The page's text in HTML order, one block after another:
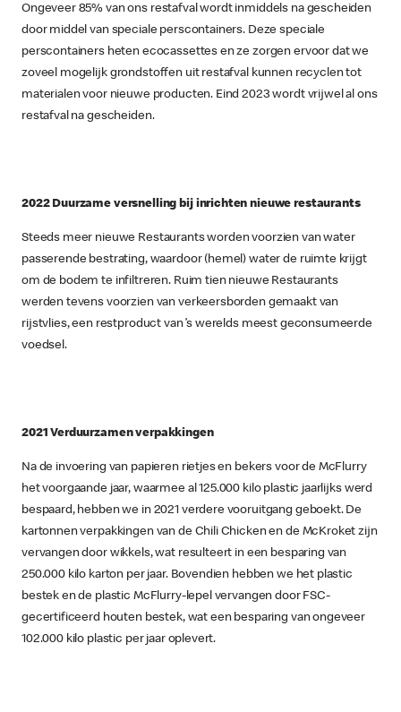
Ongeveer 85% van ons restafval wordt inmiddels na gescheiden
door middel van speciale perscontainers. Deze speciale
perscontainers heten ecocassettes en ze zorgen ervoor dat we
zoveel mogelijk grondstoffen uit restafval kunnen recyclen tot
materialen voor nieuwe producten. Eind 2023 wordt vrijwel al ons
restafval na gescheiden.
2022 Duurzame versnelling bij inrichten nieuwe restaurants
Steeds meer nieuwe Restaurants worden voorzien van water
passerende bestrating, waardoor (hemel) water de ruimte krijgt
om de bodem te infiltreren. Ruim tien nieuwe Restaurants
werden tevens voorzien van verkeersborden gemaakt van
rijstvlies, een restproduct van ’s werelds meest geconsumeerde
voedsel.
2021 Verduurzamen verpakkingen
Na de invoering van papieren rietjes en bekers voor de McFlurry
het voorgaande jaar, waarmee al 125.000 kilo plastic jaarlijks werd
bespaard, hebben we in 2021 verdere vooruitgang geboekt. De
kartonnen verpakkingen van de Chili Chicken en de McKroket zijn
vervangen door wikkels, wat resulteert in een besparing van
250.000 kilo karton per jaar. Bovendien hebben we het plastic
bestek en de plastic McFlurry-lepel vervangen door FSC-
gecertificeerd houten bestek, wat een besparing van ongeveer
102.000 kilo plastic per jaar oplevert.